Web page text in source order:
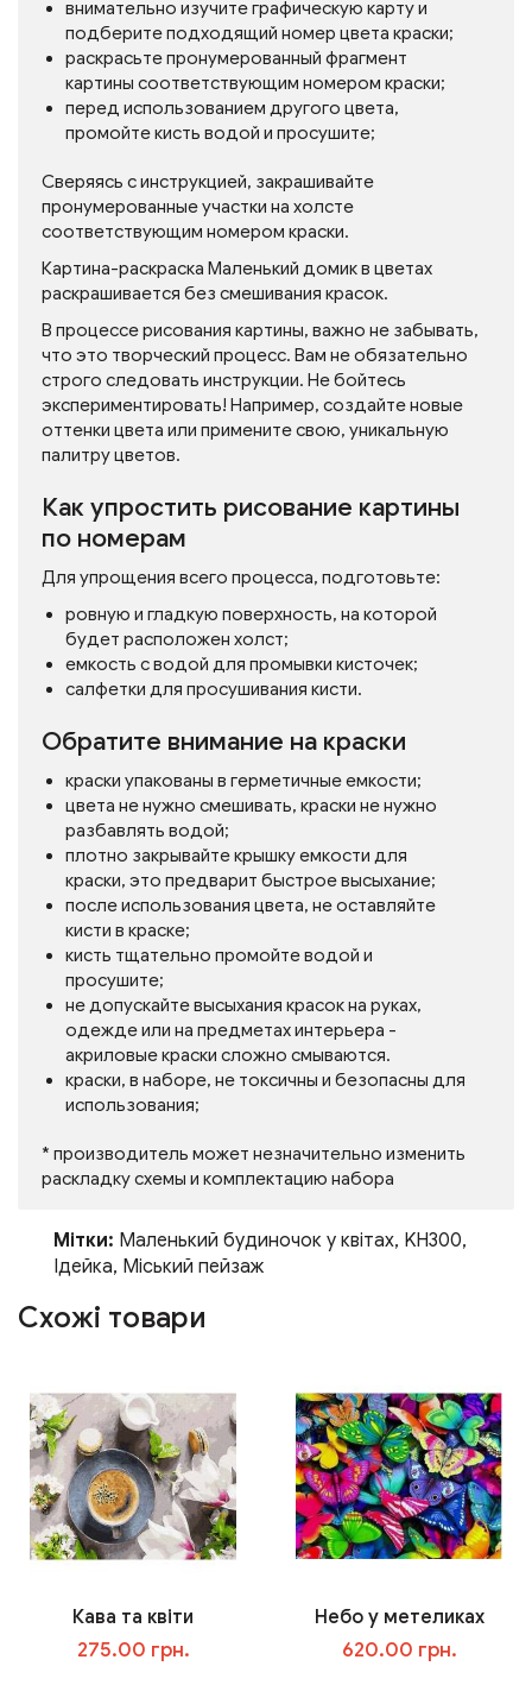
внимательно изучите графическую карту и
подберите подходящий номер цвета краски;
раскрасьте пронумерованный фрагмент
картины соответствующим номером краски;
перед использованием другого цвета,
промойте кисть водой и просушите;
Сверяясь с инструкцией, закрашивайте
пронумерованные участки на холсте
соответствующим номером краски.
Картина-раскраска Маленький домик в цветах
раскрашивается без смешивания красок.
В процессе рисования картины, важно не забывать,
что это творческий процесс. Вам не обязательно
строго следовать инструкции. Не бойтесь
экспериментировать! Например, создайте новые
оттенки цвета или примените свою, уникальную
палитру цветов.
Как упростить рисование картины
по номерам
Для упрощения всего процесса, подготовьте:
ровную и гладкую поверхность, на которой
будет расположен холст;
емкость с водой для промывки кисточек;
салфетки для просушивания кисти.
Обратите внимание на краски
краски упакованы в герметичные емкости;
цвета не нужно смешивать, краски не нужно
разбавлять водой;
плотно закрывайте крышку емкости для
краски, это предварит быстрое высыхание;
после использования цвета, не оставляйте
кисти в краске;
кисть тщательно промойте водой и
просушите;
не допускайте высыхания красок на руках,
одежде или на предметах интерьера -
акриловые краски сложно смываются.
краски, в наборе, не токсичны и безопасны для
использования;
* производитель может незначительно изменить
раскладку схемы и комплектацию набора
Мітки: Маленький будиночок у квітах, KH300,
Ідейка, Міський пейзаж
Схожі товари
Кава та квіти
275.00 грн.
Небо у метеликах
620.00 грн.